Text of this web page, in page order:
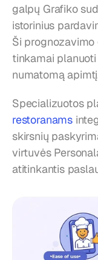
galpų Grafiko
istorinius
Ši
tinkamai
numatomą
Specializuotos
restoranams
skirsnių
virtuvės
atitinkantis